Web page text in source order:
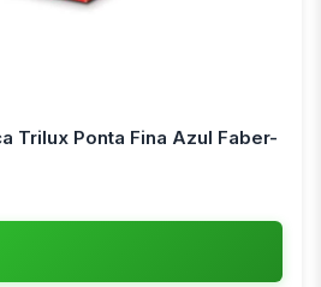
Trilux Ponta Fina Azul Faber-